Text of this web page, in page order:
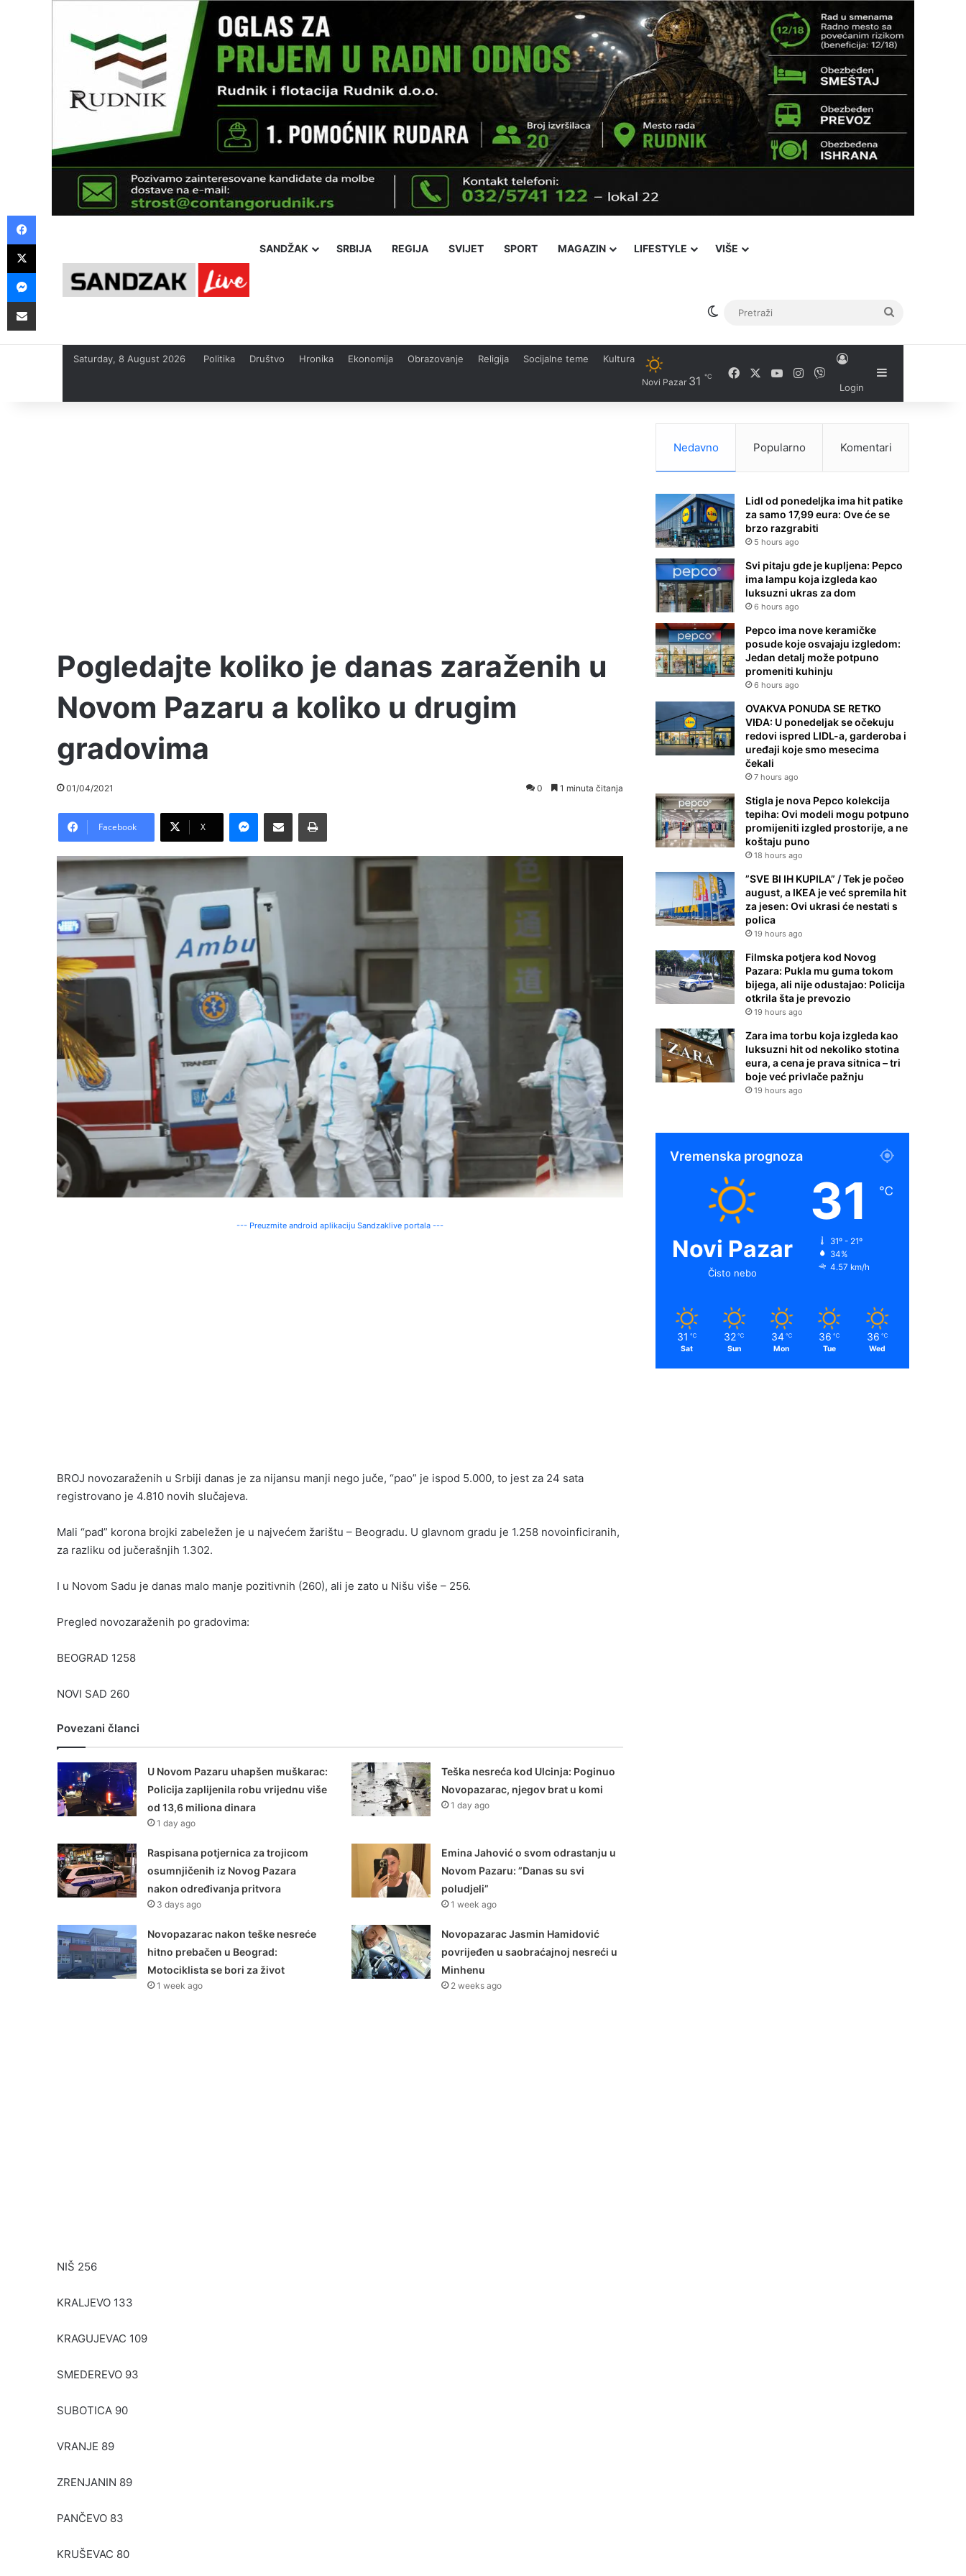
SANDŽAK SRBIJA REGIJA SVIJET SPORT MAGAZIN LIFESTYLE VIŠE
Switch skin
Saturday, 8 August 2026 Politika Društvo Hronika Ekonomija Obrazovanje Religija Socijalne teme Kultura
Novi Pazar 31 ℃ FacebookYouTubeInstagram
Viber
Login
Sidebar
Pogledajte koliko je danas zaraženih u
Novom Pazaru a koliko u drugim
gradovima
01/04/2021 0 1 minuta čitanja
Facebook X
Messenger
Pošalji preko E-Maila Printaj
--- Preuzmite android aplikaciju Sandzaklive portala ---
BROJ novozaraženih u Srbiji danas je za nijansu manji nego juče, “pao” je ispod 5.000, to jest za 24 sata
registrovano je 4.810 novih slučajeva.
Mali “pad” korona brojki zabeležen je u najvećem žarištu – Beogradu. U glavnom gradu je 1.258 novoinficiranih,
za razliku od jučerašnjih 1.302.
I u Novom Sadu je danas malo manje pozitivnih (260), ali je zato u Nišu više – 256.
Pregled novozaraženih po gradovima:
BEOGRAD 1258
NOVI SAD 260
Povezani članci
U Novom Pazaru uhapšen muškarac:
Policija zaplijenila robu vrijednu više
od 13,6 miliona dinara
1 day ago
Teška nesreća kod Ulcinja: Poginuo
Novopazarac, njegov brat u komi
1 day ago
Raspisana potjernica za trojicom
osumnjičenih iz Novog Pazara
nakon određivanja pritvora
3 days ago
Emina Jahović o svom odrastanju u
Novom Pazaru: ”Danas su svi
poludjeli”
1 week ago
Novopazarac nakon teške nesreće
hitno prebačen u Beograd:
Motociklista se bori za život
1 week ago
Novopazarac Jasmin Hamidović
povrijeđen u saobraćajnoj nesreći u
Minhenu
2 weeks ago
NIŠ 256
KRALJEVO 133
KRAGUJEVAC 109
SMEDEREVO 93
SUBOTICA 90
VRANJE 89
ZRENJANIN 89
PANČEVO 83
KRUŠEVAC 80
Nedavno Popularno Komentari
Lidl od ponedeljka ima hit patike
za samo 17,99 eura: Ove će se
brzo razgrabiti
5 hours ago
Svi pitaju gde je kupljena: Pepco
ima lampu koja izgleda kao
luksuzni ukras za dom
6 hours ago
Pepco ima nove keramičke
posude koje osvajaju izgledom:
Jedan detalj može potpuno
promeniti kuhinju
6 hours ago
OVAKVA PONUDA SE RETKO
VIĐA: U ponedeljak se očekuju
redovi ispred LIDL-a, garderoba i
uređaji koje smo mesecima
čekali
7 hours ago
Stigla je nova Pepco kolekcija
tepiha: Ovi modeli mogu potpuno
promijeniti izgled prostorije, a ne
koštaju puno
18 hours ago
”SVE BI IH KUPILA” / Tek je počeo
august, a IKEA je već spremila hit
za jesen: Ovi ukrasi će nestati s
polica
19 hours ago
Filmska potjera kod Novog
Pazara: Pukla mu guma tokom
bijega, ali nije odustajao: Policija
otkrila šta je prevozio
19 hours ago
Zara ima torbu koja izgleda kao
luksuzni hit od nekoliko stotina
eura, a cena je prava sitnica – tri
boje već privlače pažnju
19 hours ago
Vremenska prognoza
Novi Pazar
Čisto nebo
31 ℃
31º - 21º
34%
4.57 km/h
31 ℃
Sat
32 ℃
Sun
34 ℃
Mon
36 ℃
Tue
36 ℃
Wed
Facebook
X
Messenger
Pošalji preko E-Maila